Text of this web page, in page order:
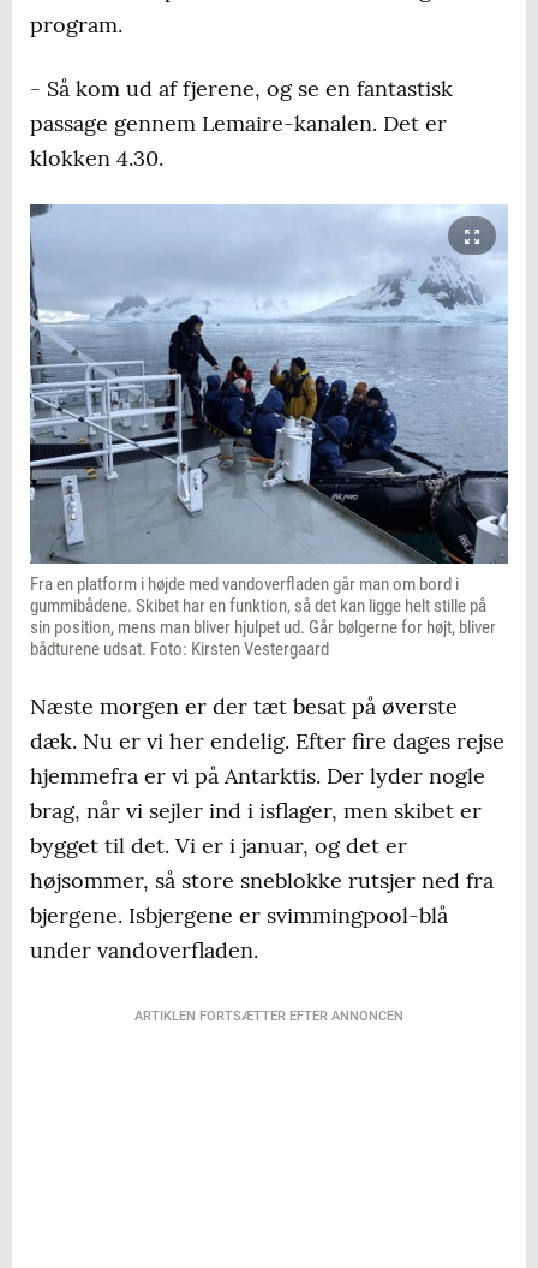
program.
- Så kom ud af fjerene, og se en fantastisk
passage gennem Lemaire-kanalen. Det er
klokken 4.30.
Fra en platform i højde med vandoverfladen går man om bord i
gummibådene. Skibet har en funktion, så det kan ligge helt stille på
sin position, mens man bliver hjulpet ud. Går bølgerne for højt, bliver
bådturene udsat. Foto: Kirsten Vestergaard
Næste morgen er der tæt besat på øverste
dæk. Nu er vi her endelig. Efter fire dages rejse
hjemmefra er vi på Antarktis. Der lyder nogle
brag, når vi sejler ind i isflager, men skibet er
bygget til det. Vi er i januar, og det er
højsommer, så store sneblokke rutsjer ned fra
bjergene. Isbjergene er svimmingpool-blå
under vandoverfladen.
ARTIKLEN FORTSÆTTER EFTER ANNONCEN